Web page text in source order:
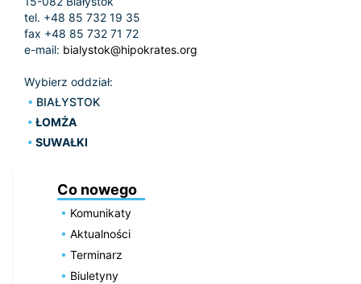
tel. +48 85 732 19 35
fax +48 85 732 71 72
e-mail: bialystok@hipokrates.org
Wybierz oddział:
BIAŁYSTOK
ŁOMŻA
SUWAŁKI
Co nowego
Komunikaty
Aktualności
Terminarz
Biuletyny